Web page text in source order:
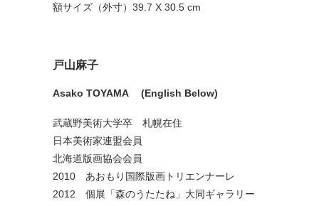
額サイズ（外寸）39.7 X 30.5 cm
戸山麻子
Asako TOYAMA (English Below)
武蔵野美術大学卒 札幌在住
日本美術家連盟会員
北海道版画協会会員
2010 あおもり国際版画トリエンナーレ
2012 個展「森のうたたね」大同ギャラリー